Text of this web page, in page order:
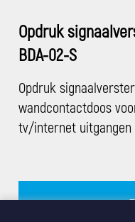
Opdruk
BDA-02-S
Opdruk
wandcontactdoos
tv/internet uitgangen